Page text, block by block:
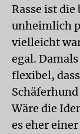
Rasse ist die
unheimlich
vielleicht
egal.
flexibel,
Wäre die
es eher